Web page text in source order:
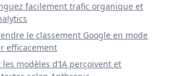
facilement trafic organique et
le classement Google en mode
efficacement
modèles d’IA perçoivent et